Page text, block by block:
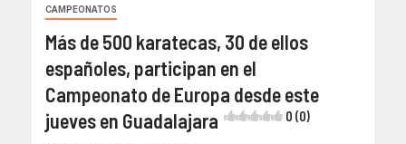
CAMPEONATOS
Más de 500 karatecas, 30 de ellos
españoles, participan en el
Campeonato de Europa desde este
jueves en Guadalajara
0 (0)